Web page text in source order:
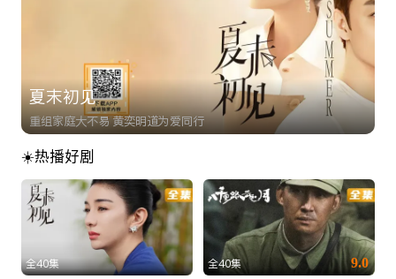
夏末初见
重组家庭大不易 黄奕明道为爱同行
第三批文章
< h1 > 海外华人首选影视网站_免费高清电视剧 / 电影 / 央视直
播在线看 | iTalkBB TV
☀️热播好剧
全40集 全40集 9.0